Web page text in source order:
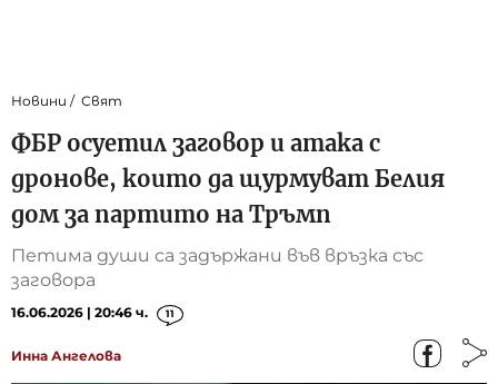
Новини Свят
ФБР осуетил заговор и атака с
дронове, които да щурмуват Белия
дом за партито на Тръмп
Петима души са задържани във връзка със
заговора
16.06.2026 | 20:46 ч. 11
Инна Ангелова